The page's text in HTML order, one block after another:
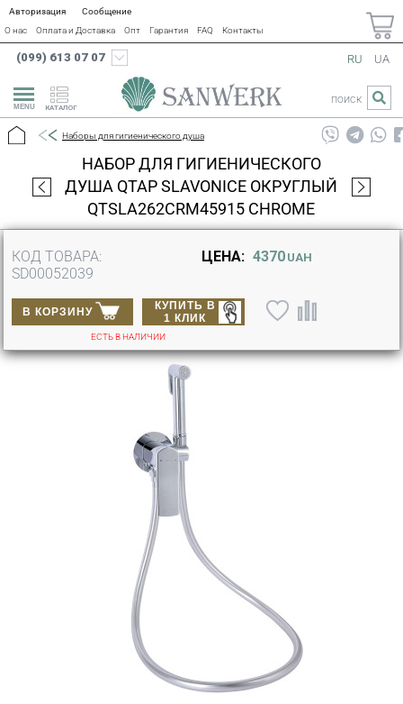
Авторизация
Сообщение
О нас
Оплата и Доставка Опт Гарантия FAQ Контакты
(099) 613 07 07
КАТАЛОГ
RU UA
ПОИСК
Наборы для гигиенического душа
НАБОР ДЛЯ ГИГИЕНИЧЕСКОГО
ДУША QTAP SLAVONICE ОКРУГЛЫЙ
QTSLA262CRM45915 CHROME
КОД ТОВАРА:
SD00052039
ЦЕНА: 4370 UAH
В КОРЗИНУ
КУПИТЬ В
1 КЛИК
ЕСТЬ В НАЛИЧИИ